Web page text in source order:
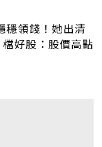
穩領錢！她出清
好股：股價高點